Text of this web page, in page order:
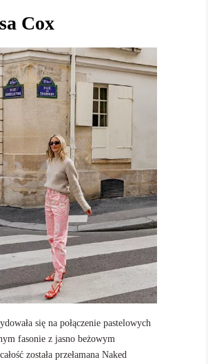
Cox
się na połączenie pastelowych
fasonie z jasno beżowym
została przełamana Naked